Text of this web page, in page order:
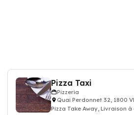
Pizza Taxi
Pizzeria
Quai Perdonnet 32, 1800
Pizza Take Away, Livraison